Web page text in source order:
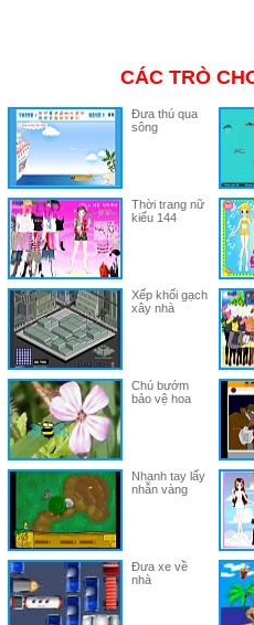
CÁC TRÒ
Đưa thú qua
sông
Thời trang nữ
kiểu 144
Xếp khối gạch
xây nhà
Chú bướm
bảo vệ hoa
Nhanh tay lấy
nhẫn vàng
Đưa xe về
nhà